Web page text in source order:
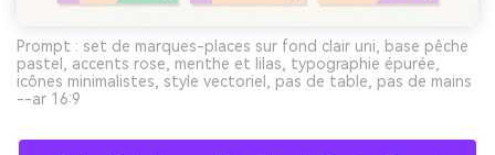
Prompt : set de marques-places sur fond clair uni, base pêche
pastel, accents rose, menthe et lilas, typographie épurée,
icônes minimalistes, style vectoriel, pas de table, pas de mains
--ar 16:9